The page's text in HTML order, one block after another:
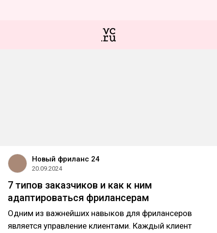
Новый фриланс 24
20.09.2024
7 типов заказчиков и как к ним
адаптироваться фрилансерам
Одним из важнейших навыков для фрилансеров
является управление клиентами. Каждый клиент